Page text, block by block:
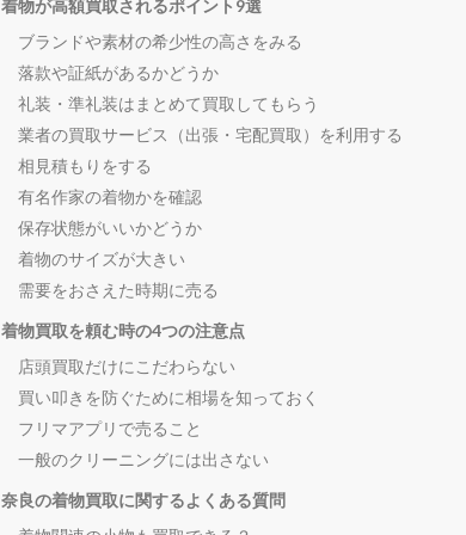
着物が高額買取されるポイント9選
ブランドや素材の希少性の高さをみる
落款や証紙があるかどうか
礼装・準礼装はまとめて買取してもらう
業者の買取サービス（出張・宅配買取）を利用する
相見積もりをする
有名作家の着物かを確認
保存状態がいいかどうか
着物のサイズが大きい
需要をおさえた時期に売る
着物買取を頼む時の4つの注意点
店頭買取だけにこだわらない
買い叩きを防ぐために相場を知っておく
フリマアプリで売ること
一般のクリーニングには出さない
奈良の着物買取に関するよくある質問